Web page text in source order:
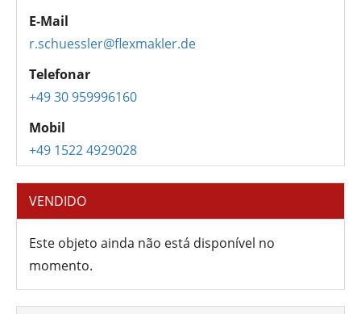
E-Mail
r.schuessler@flexmakler.de
Telefonar
+49 30 959996160
Mobil
+49 1522 4929028
VENDIDO
Este objeto ainda não está disponível no
momento.